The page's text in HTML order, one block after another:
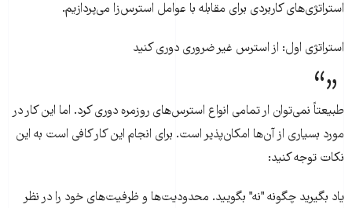
استراتژی‌های کاربردی برای مقابله با عوامل استرس‌زا می‌پردازیم.
استراتژی اول: از استرس غیر ضروری دوری کنید
طبیعتاً نمی‌توان ار تمامی انواع استرس‌های روزمره دوری کرد. اما این کار در
مورد بسیاری از آن‌ها امکان‌پذیر است. برای انجام این کار کافی است به این
نکات توجه کنید:
یاد بگیرید چگونه "نه" بگویید. محدودیت‌ها و ظرفیت‌های خود را در نظر